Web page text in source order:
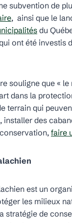
subvention de
, ainsi que le
du
ont été investis
souligne que «
dans la
terrain qui
installer des
faire
est un
les milieux
stratégie de